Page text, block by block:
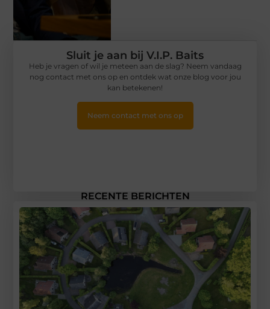
RECENTE BERICHTEN
Sluit je aan bij V.I.P. Baits
Heb je vragen of wil je meteen aan de slag? Neem vandaag
nog contact met ons op en ontdek wat onze blog voor jou
kan betekenen!
Neem contact met ons op